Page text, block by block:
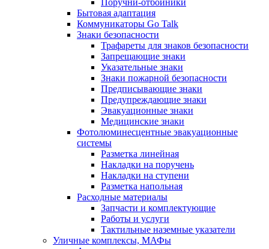
Поручни-отбойники
Бытовая адаптация
Коммуникаторы Go Talk
Знаки безопасности
Трафареты для знаков безопасности
Запрещающие знаки
Указательные знаки
Знаки пожарной безопасности
Предписывающие знаки
Предупреждающие знаки
Эвакуационные знаки
Медицинские знаки
Фотолюминесцентные эвакуационные
системы
Разметка линейная
Накладки на поручень
Накладки на ступени
Разметка напольная
Расходные материалы
Запчасти и комплектующие
Работы и услуги
Тактильные наземные указатели
Уличные комплексы, МАФы